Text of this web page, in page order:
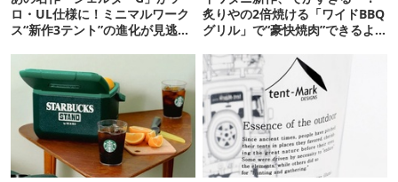
ロ・UL仕様に！ミニマルワーク
ス“新作3テント”の進化が見逃せ
炙りやの2倍焼ける「ワイドBBQ
グリル」で“豪快焼肉”できるよ